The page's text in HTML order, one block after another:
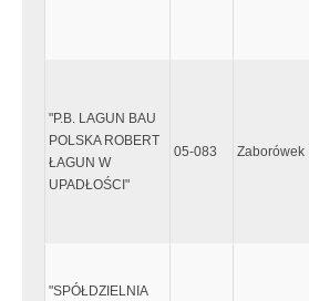
"P.B. LAGUN BAU
POLSKA ROBERT
ŁAGUN W
UPADŁOŚCI"
05-083 Zaborówek
"SPÓŁDZIELNIA